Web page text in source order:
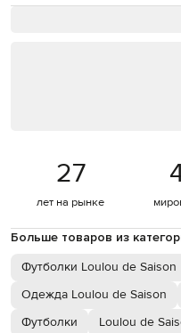
27
лет на рынке
Больше товаров из
Футболки Loulou de Saison
Одежда Loulou de Saison
Футболки
Loulou de